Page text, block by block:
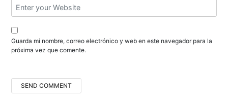
a
s
Guarda mi nombre, correo electrónico y web en este navegador para la
próxima vez que comente.